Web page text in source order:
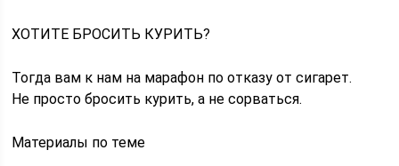
ХОТИТЕ БРОСИТЬ КУРИТЬ?
Тогда вам к нам на марафон по отказу от сигарет.
Не просто бросить курить, а не сорваться.
Материалы по теме